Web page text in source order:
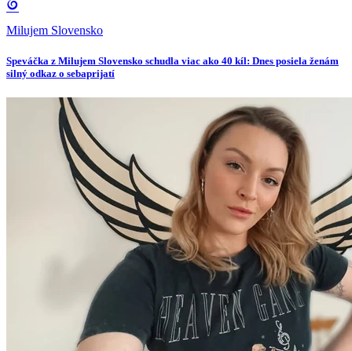
Milujem Slovensko
Speváčka z Milujem Slovensko schudla viac ako 40 kíl: Dnes posiela ženám
silný odkaz o sebaprijatí